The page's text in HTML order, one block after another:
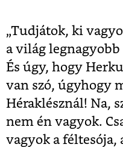
„Tudjátok, ki
a világ
És úgy, hogy
van szó, úgyhogy
Héraklésznál! Na,
nem én vagyok.
vagyok a